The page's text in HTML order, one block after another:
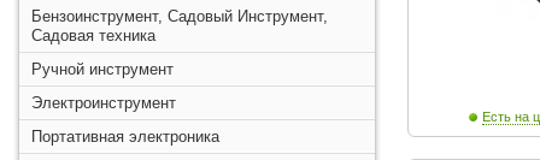
Бензоинструмент, Садовый Инструмент,
Садовая техника
Ручной инструмент
Электроинструмент
Портативная электроника
Есть на